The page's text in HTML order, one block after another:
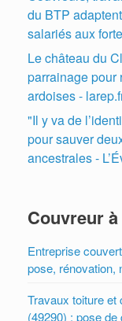
du BTP
salariés aux
Le château du
parrainage pour
ardoises -
"Il y va de
pour sauver
ancestrales -
Couvreur
Entreprise
pose, rénovation,
Travaux toiture et
(49290) : pose de